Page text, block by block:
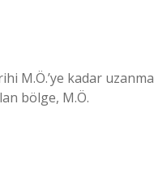
M.Ö.’ye kadar
bölge, M.Ö.